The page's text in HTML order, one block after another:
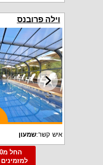
וילה פרובנס
איש קשר:שמעון